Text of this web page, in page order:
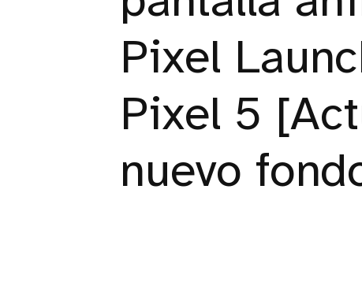
Pixel
Pixel 5
nuevo